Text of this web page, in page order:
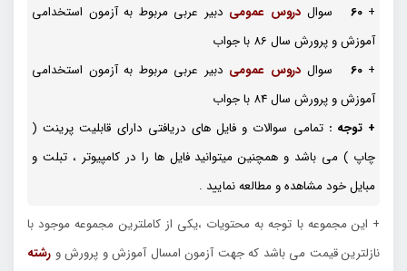
+
60 سوال دروس عمومی دبیر عربی مربوط به آزمون استخدامی
آموزش و پرورش سال 86 با جواب
+
60 سوال دروس عمومی دبیر عربی مربوط به آزمون استخدامی
آموزش و پرورش سال 84 با جواب
+ توجه : تمامی سوالات و فایل های دریافتی دارای قابلیت پرینت (
چاپ ) می باشد و همچنین میتوانید فایل ها را در کامپیوتر ، تبلت و
مبایل خود مشاهده و مطالعه نمایید .
+ این مجموعه با توجه به محتویات ،یکی از کاملترین مجموعه موجود با
نازلترین قیمت می باشد که جهت آزمون امسال آموزش و پرورش و رشته